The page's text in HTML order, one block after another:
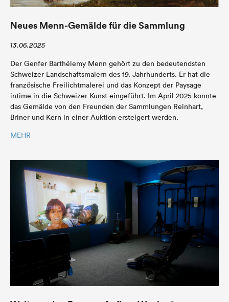
Neues Menn-Gemälde für die Sammlung
13.06.2025
Der Genfer Barthélemy Menn gehört zu den bedeutendsten
Schweizer Landschaftsmalern des 19. Jahrhunderts. Er hat die
französische Freilichtmalerei und das Konzept der Paysage
intime in die Schweizer Kunst eingeführt. Im April 2025 konnte
das Gemälde von den Freunden der Sammlungen Reinhart,
Briner und Kern in einer Auktion ersteigert werden.
MEHR